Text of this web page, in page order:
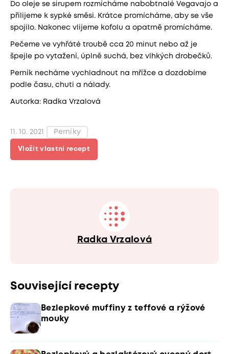
Do oleje se sirupem rozmícháme nabobtnalé Vegavajo a
přilijeme k sypké směsi. Krátce promícháme, aby se vše
spojilo. Nakonec vlijeme kofolu a opatrně promícháme.
Pečeme ve vyhřáté troubě cca 20 minut nebo až je
špejle po vytažení, úplně suchá, bez vlhkých drobečků.
Perník necháme vychladnout na mřížce a dozdobíme
podle času, chuti a nálady.
Autorka: Radka Vrzalová
11. 10. 2021 Perníky
Vložit vlastní recept
Radka Vrzalová
Související recepty
Bezlepkové muffiny z teffové a rýžové
mouky